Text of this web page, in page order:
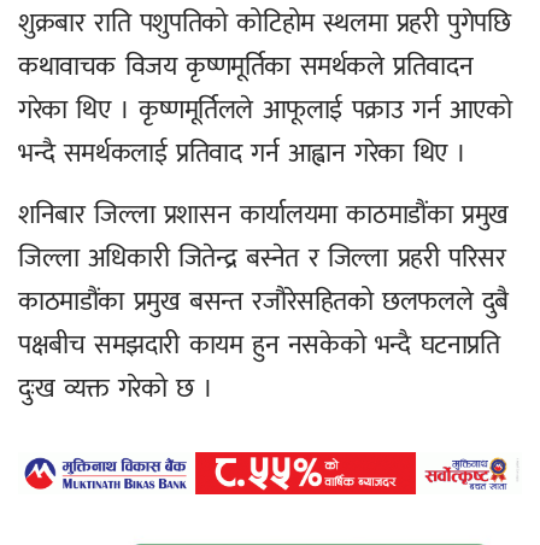
शुक्रबार राति पशुपतिको कोटिहोम स्थलमा प्रहरी पुगेपछि
कथावाचक विजय कृष्णमूर्तिका समर्थकले प्रतिवादन
गरेका थिए । कृष्णमूर्तिलले आफूलाई पक्राउ गर्न आएको
भन्दै समर्थकलाई प्रतिवाद गर्न आह्वान गरेका थिए ।
शनिबार जिल्ला प्रशासन कार्यालयमा काठमाडौंका प्रमुख
जिल्ला अधिकारी जितेन्द्र बस्नेत र जिल्ला प्रहरी परिसर
काठमाडौंका प्रमुख बसन्त रजौरेसहितको छलफलले दुबै
पक्षबीच समझदारी कायम हुन नसकेको भन्दै घटनाप्रति
दुःख व्यक्त गरेको छ ।